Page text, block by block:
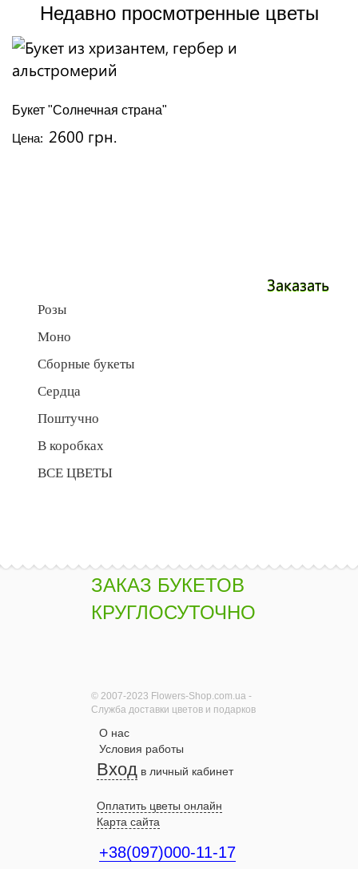
Недавно просмотренные цветы
Букет "Солнечная страна"
Цена: 2600 грн.
Заказать
Розы
Моно
Сборные букеты
Сердца
Поштучно
В коробках
ВСЕ ЦВЕТЫ
ЗАКАЗ БУКЕТОВ
КРУГЛОСУТОЧНО
© 2007-2023 Flowers-Shop.com.ua -
Служба доставки цветов и подарков
О нас
Условия работы
Вход в личный кабинет
Оплатить цветы онлайн
Карта сайта
+38(097)000-11-17